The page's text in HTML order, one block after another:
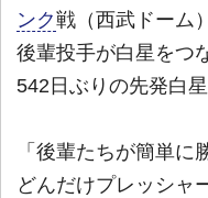
ンク戦（西武ドーム
後輩投手が白星をつ
542日ぶりの先発白星
「後輩たちが簡単
どんだけプレッシャ